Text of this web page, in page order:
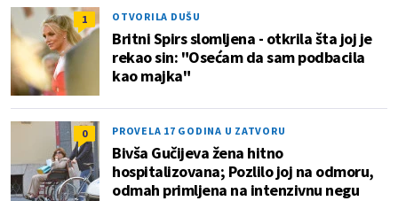
1 OTVORILA DUŠU
Britni Spirs slomljena - otkrila šta joj je
rekao sin: "Osećam da sam podbacila
kao majka"
0 PROVELA 17 GODINA U ZATVORU
Bivša Gučijeva žena hitno
hospitalizovana; Pozlilo joj na odmoru,
odmah primljena na intenzivnu negu